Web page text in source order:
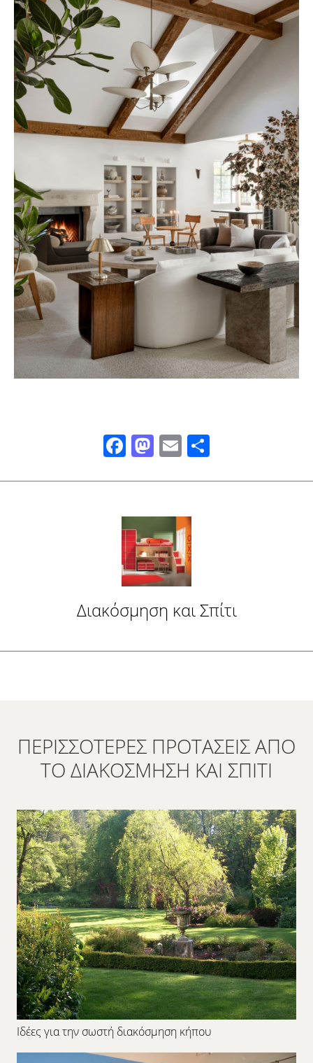
Facebook
Mastodon
Email
Διακόσμηση και Σπίτι
ΠΕΡΙΣΣΌΤΕΡΕΣ ΠΡΟΤΆΣΕΙΣ ΑΠΌ
ΤΟ ΔΙΑΚΌΣΜΗΣΗ ΚΑΙ ΣΠΊΤΙ
Ιδέες για την σωστή διακόσμηση κήπου